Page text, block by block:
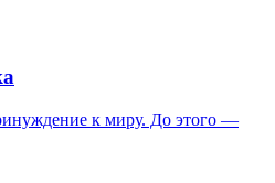
к миру. До этого —